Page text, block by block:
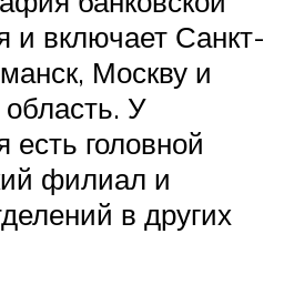
и включает Санкт-
Москву и
У
головной
филиал и
в других